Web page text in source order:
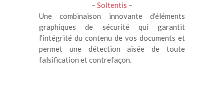
– Soltentis –
Une combinaison innovante d'éléments
graphiques de sécurité qui garantit
l'intégrité du contenu de vos documents et
permet une détection aisée de toute
falsification et contrefaçon.